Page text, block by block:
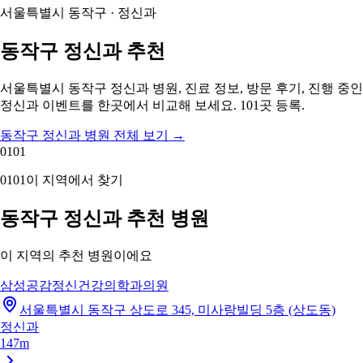
서울특별시 동작구 · 정신과
동작구 정신과 추천
서울특별시 동작구 정신과 병원, 진료 정보, 방문 후기, 진행 중인
정신과 이벤트를 한곳에서 비교해 보세요. 101곳 등록.
동작구 정신과 병원 전체 보기
→
0101
0101 이 지역에서 찾기
동작구 정신과 추천 병원
이 지역의 추천 병원이에요
삼성공감정신건강의학과의원
서울특별시 동작구 상도로 345, 미사랑빌딩 5층 (상도동)
정신과
147m